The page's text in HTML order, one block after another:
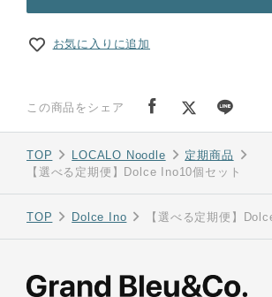
お気に入りに追加
この商品をシェア
TOP LOCALO Noodle
定期商品
【選べる定期便】Dolce Ino10個セット
TOP Dolce Ino 【選べる定期便】